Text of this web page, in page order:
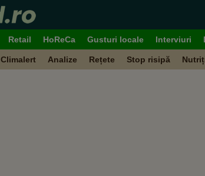
Retail HoReCa Gusturi locale Interviuri
Climalert Analize Rețete Stop risipă